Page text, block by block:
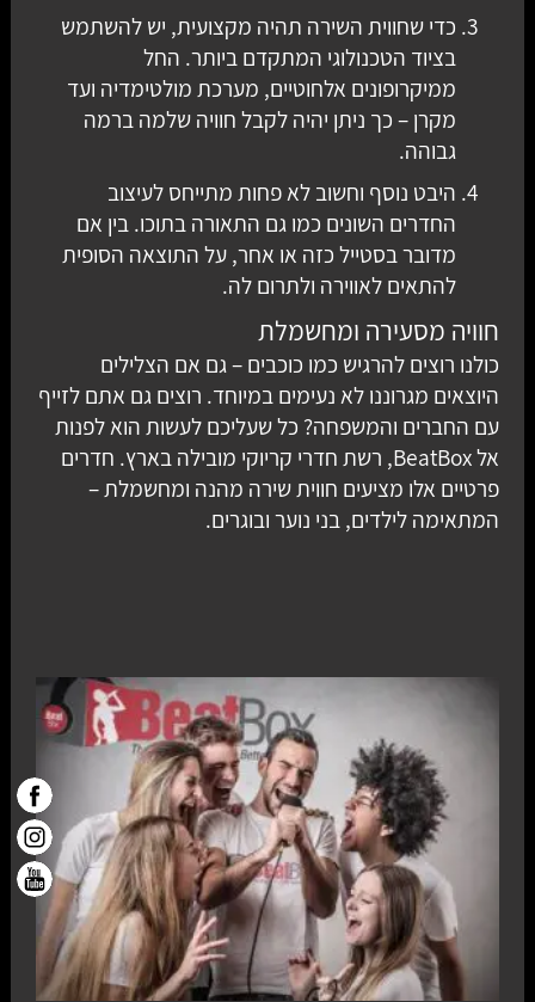
כדי שחווית השירה תהיה מקצועית, יש להשתמש
בציוד הטכנולוגי המתקדם ביותר. החל
ממיקרופונים אלחוטיים, מערכת מולטימדיה ועד
מקרן – כך ניתן יהיה לקבל חוויה שלמה ברמה
גבוהה.
היבט נוסף וחשוב לא פחות מתייחס לעיצוב
החדרים השונים כמו גם התאורה בתוכו. בין אם
מדובר בסטייל כזה או אחר, על התוצאה הסופית
להתאים לאווירה ולתרום לה.
חוויה מסעירה ומחשמלת
כולנו רוצים להרגיש כמו כוכבים – גם אם הצלילים
היוצאים מגרוננו לא נעימים במיוחד. רוצים גם אתם לזייף
עם החברים והמשפחה? כל שעליכם לעשות הוא לפנות
אל BeatBox, רשת חדרי קריוקי מובילה בארץ. חדרים
פרטיים אלו מציעים חווית שירה מהנה ומחשמלת –
המתאימה לילדים, בני נוער ובוגרים.